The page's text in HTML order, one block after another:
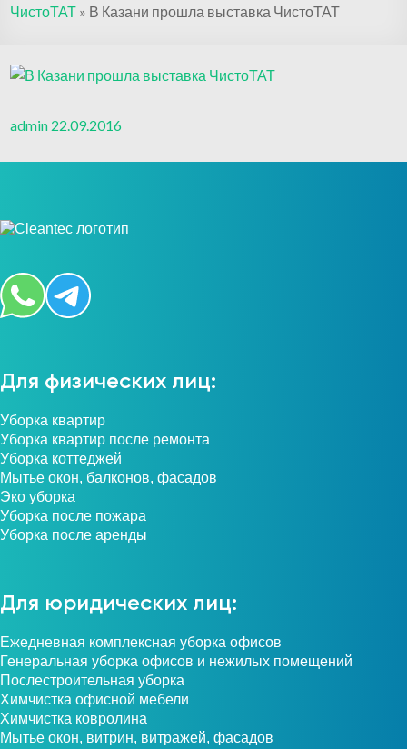
ЧистоТАТ » В Казани прошла выставка ЧистоТАТ
admin 22.09.2016
Для физических лиц:
Уборка квартир
Уборка квартир после ремонта
Уборка коттеджей
Мытье окон, балконов, фасадов
Эко уборка
Уборка после пожара
Уборка после аренды
Для юридических лиц:
Ежедневная комплексная уборка офисов
Генеральная уборка офисов и нежилых помещений
Послестроительная уборка
Химчистка офисной мебели
Химчистка ковролина
Мытье окон, витрин, витражей, фасадов